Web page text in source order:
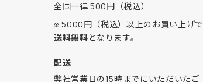
全国一律 500円（税込）
※ 5000円（税込）以上のお買い上げで
送料無料となります。
配送
弊社営業日の15時までにいただいたご